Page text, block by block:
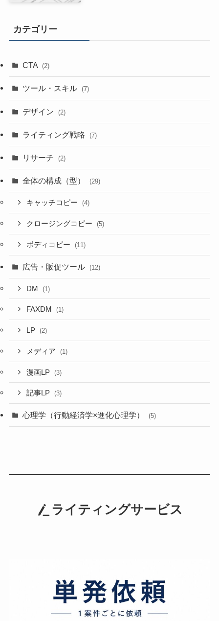
カテゴリー
CTA (2)
ツール・スキル (7)
デザイン (2)
ライティング戦略 (7)
リサーチ (2)
全体の構成（型） (29)
キャッチコピー (4)
クロージングコピー (5)
ボディコピー (11)
広告・販促ツール (12)
DM (1)
FAXDM (1)
LP (2)
メディア (1)
漫画LP (3)
記事LP (3)
心理学（行動経済学×進化心理学） (5)
ライティングサービス